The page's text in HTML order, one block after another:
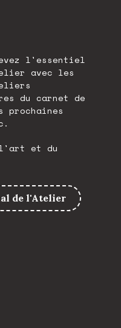
l'essentiel
avec les
du carnet de
prochaines
l'art et du
de l'Atelier